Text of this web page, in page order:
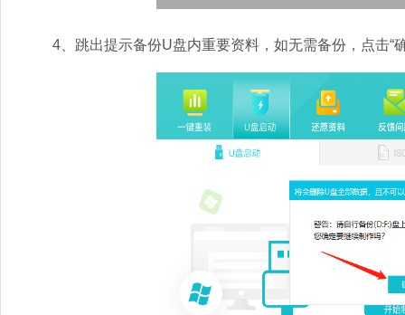
4、跳出提示备份U盘内重要资料，如无需备份，点击“